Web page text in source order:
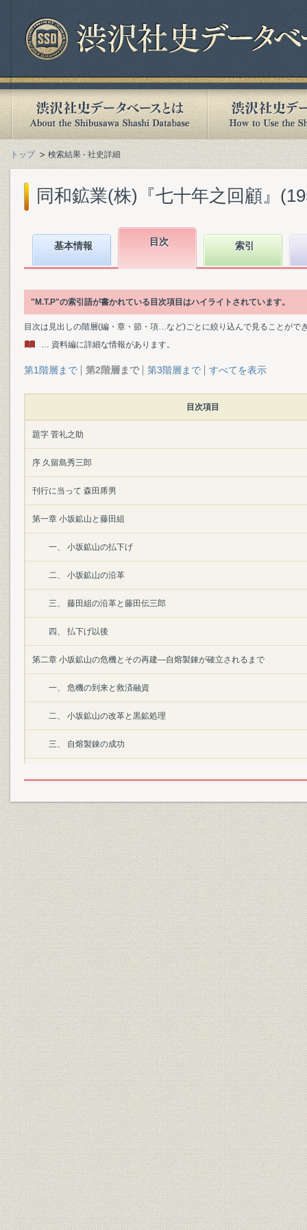
トップ 検索結果 - 社史詳細
同和鉱業(株)『七十年之回顧』
基本情報 目次 索引
"M.T.P"の索引語が書かれている目次項目はハイライトされています。
目次は見出しの階層(編・章・節・項…など)ごとに絞り込んで見ることがで
… 資料編に詳細な情報があります。
第1階層まで 第2階層まで 第3階層まで すべてを表示
目次項目
題字 菅礼之助
序 久留島秀三郎
刊行に当って 森田乕男
第一章 小坂鉱山と藤田組
一、 小坂鉱山の払下げ
二、 小坂鉱山の沿革
三、 藤田組の沿革と藤田伝三郎
四、 払下げ以後
第二章 小坂鉱山の危機とその再建―自熔製錬が確立されるまで
一、 危機の到来と救済融資
二、 小坂鉱山の改革と黒鉱処理
三、 自熔製錬の成功
第三章 組織の改革と小坂鉱山―小坂鉱山露天掘開始を中心として
一、 藤田組の改組
二、 露天掘
三、 露天掘以後の技術的進歩
四、 伝三郎社長の逝去
第四章 欧州大戦による事業の発展
一、 大正初期における藤田組の鉱業
二、 花岡鉱山の沿革と買収
三、 柵原鉱山の沿革と買収
四、 藤田財閥建設の構想と藤田鉱業の創立
第五章 戦後恐慌下の事業
一、 恐慌による事業縮小と銅カルテルの結成
二、 花岡鉱山の発展と小坂鉱山における技術の合理化
三、 柵原鉱山の開発
四、 労働運動―小坂・花岡におけるストライキを中心として
第六章 藤田組の危機と柵原鉱山の発展